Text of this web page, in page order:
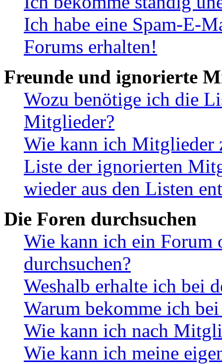
Ich habe eine Spam-E-
Forums erhalten!
Freunde und ignorierte
Wozu benötige ich die
Mitglieder?
Wie kann ich Mitglieder
Liste der ignorierten
wieder aus den Listen
Die Foren durchsuchen
Wie kann ich ein Forum
durchsuchen?
Weshalb erhalte ich bei
Warum bekomme ich
Wie kann ich nach
Wie kann ich meine